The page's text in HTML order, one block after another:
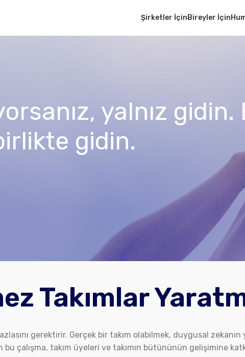
Şirketler İçin Bireyler İçin
yalnız
gidin.
Takımlar
gerektirir. Gerçek bir takım olabilmek, duygusal
çalışma, takım üyeleri ve takımın bütününün gelişimine